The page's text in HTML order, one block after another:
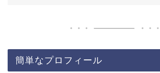
簡単なプロフィール